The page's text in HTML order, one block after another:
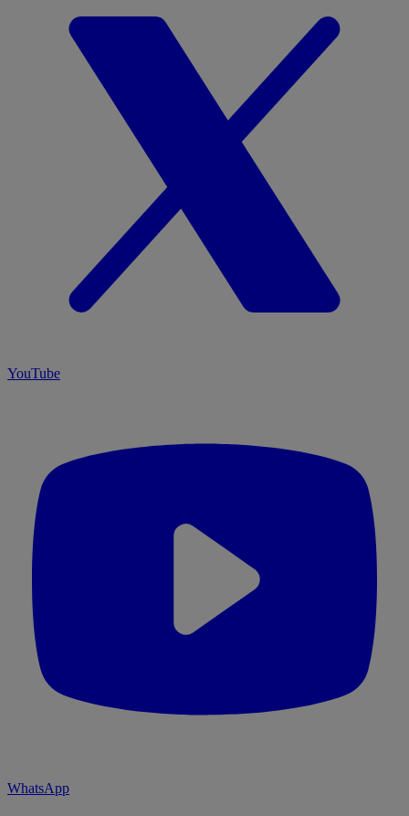
YouTube
WhatsApp